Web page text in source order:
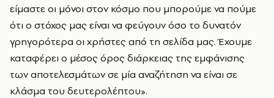
είμαστε οι μόνοι στον κόσμο που μπορούμε να πούμε
ότι ο στόχος μας είναι να φεύγουν όσο το δυνατόν
γρηγορότερα οι χρήστες από τη σελίδα μας. Έχουμε
καταφέρει ο μέσος όρος διάρκειας της εμφάνισης
των αποτελεσμάτων σε μία αναζήτηση να είναι σε
κλάσμα του δευτερολέπτου».